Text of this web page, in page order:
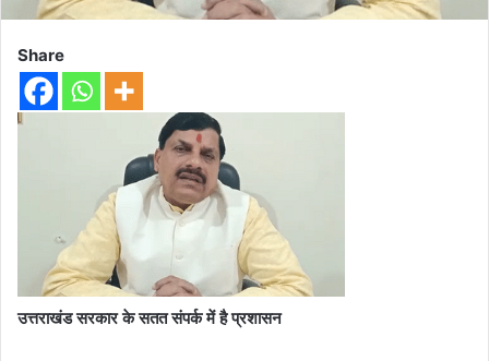
Share
उत्तराखंड सरकार के सतत संपर्क में है प्रशासन